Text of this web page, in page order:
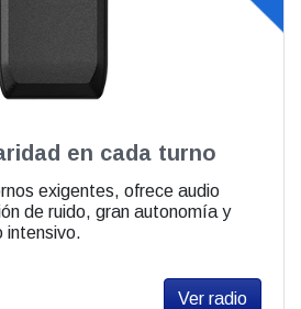
en cada turno
exigentes, ofrece audio
de ruido, gran autonomía y
intensivo.
Ver radio